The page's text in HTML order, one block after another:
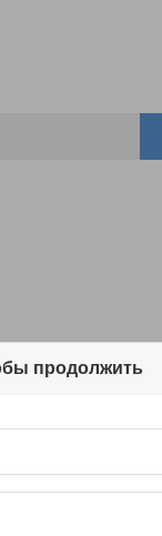
продолжить